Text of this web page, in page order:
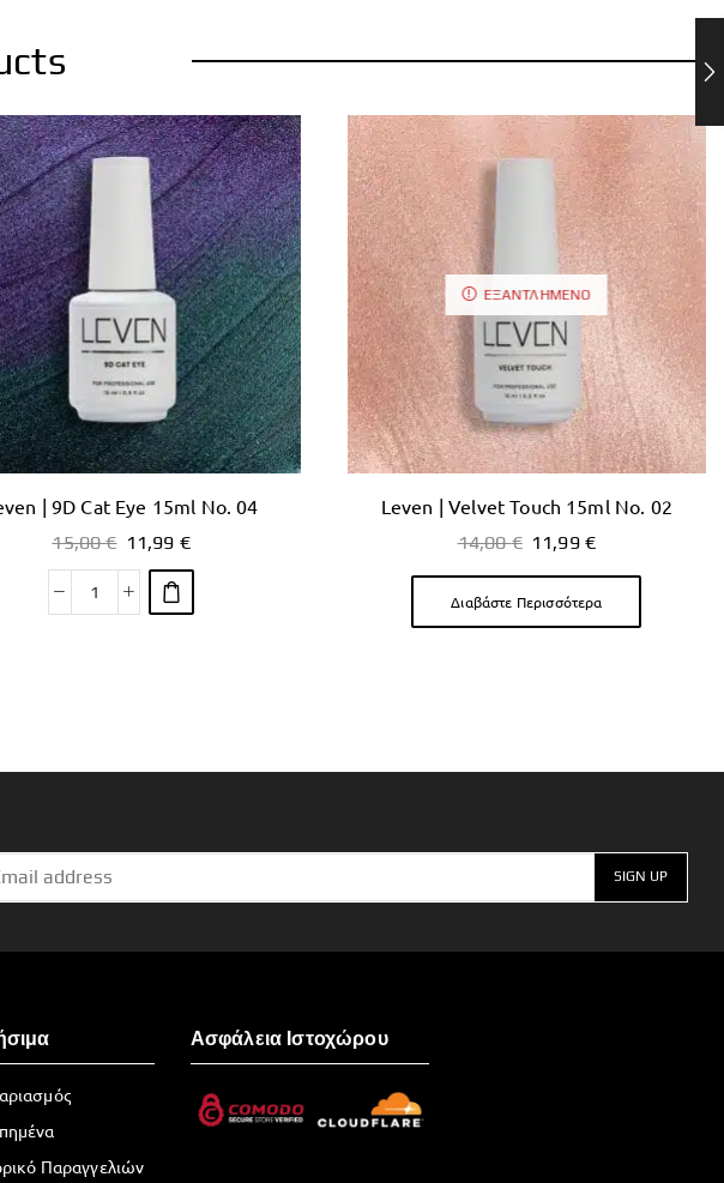
| 9D Cat Eye 15ml No. 04
15,00€ 11,99 €
ΕΞΑΝΤΛΗΜΈΝΟ
Leven | Velvet Touch 15ml No. 02
14,00€ 11,99 €
Διαβάστε Περισσότερα
Παραγγελιών
Ασφάλεια Ιστοχώρου